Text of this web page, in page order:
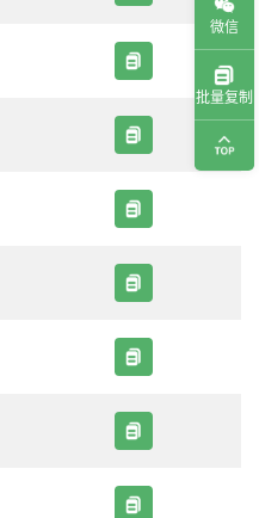
微信
批量复制